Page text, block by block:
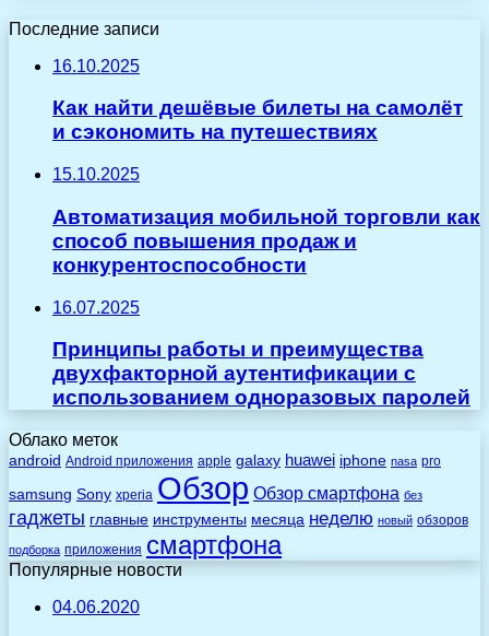
Последние записи
16.10.2025
Как найти дешёвые билеты на самолёт
и сэкономить на путешествиях
15.10.2025
Автоматизация мобильной торговли как
способ повышения продаж и
конкурентоспособности
16.07.2025
Принципы работы и преимущества
двухфакторной аутентификации с
использованием одноразовых паролей
Облако меток
android Android приложения apple galaxy huawei iphone nasa pro
samsung Sony xperia Обзор Обзор смартфона без
гаджеты главные инструменты месяца неделю новый обзоров
подборка приложения смартфона
Популярные новости
04.06.2020